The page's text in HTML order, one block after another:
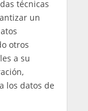
datos:
TENIS
se ha
tratado.
al usuario